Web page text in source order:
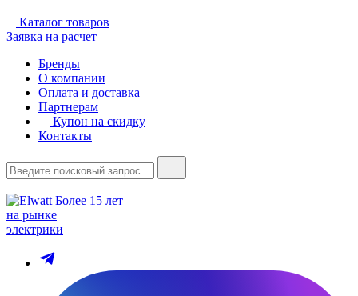
Каталог товаров
Заявка на расчет
Бренды
О компании
Оплата и доставка
Партнерам
Купон на скидку
Контакты
Более 15 лет
на рынке
электрики